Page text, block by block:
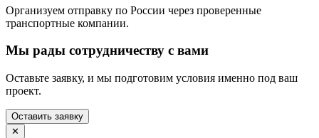
Организуем отправку по России через проверенные
транспортные компании.
Мы рады сотрудничеству с вами
Оставьте заявку, и мы подготовим условия именно под ваш
проект.
Оставить заявку
✕